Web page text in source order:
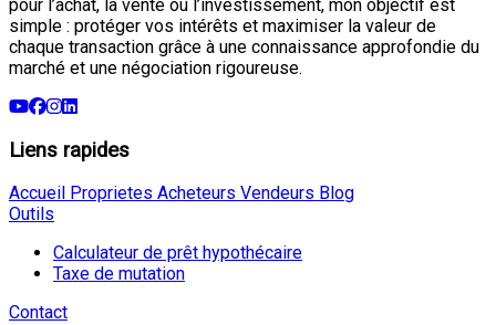
pour l’achat, la vente ou l’investissement, mon objectif est
simple : protéger vos intérêts et maximiser la valeur de
chaque transaction grâce à une connaissance approfondie du
marché et une négociation rigoureuse.
Liens rapides
Accueil Proprietes Acheteurs Vendeurs Blog
Outils
Calculateur de prêt hypothécaire
Taxe de mutation
Contact